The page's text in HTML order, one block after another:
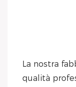
La nostra
qualità